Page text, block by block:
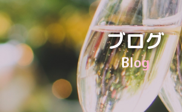
ブログ
Blog